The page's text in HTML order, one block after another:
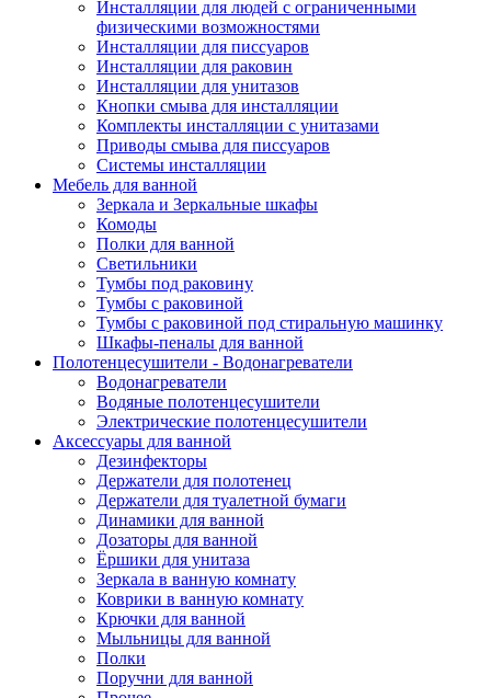
Инсталляции для людей с ограниченными
физическими возможностями
Инсталляции для писсуаров
Инсталляции для раковин
Инсталляции для унитазов
Кнопки смыва для инсталляции
Комплекты инсталляции с унитазами
Приводы смыва для писсуаров
Системы инсталляции
Мебель для ванной
Зеркала и Зеркальные шкафы
Комоды
Полки для ванной
Светильники
Тумбы под раковину
Тумбы с раковиной
Тумбы с раковиной под стиральную машинку
Шкафы-пеналы для ванной
Полотенцесушители - Водонагреватели
Водонагреватели
Водяные полотенцесушители
Электрические полотенцесушители
Аксессуары для ванной
Дезинфекторы
Держатели для полотенец
Держатели для туалетной бумаги
Динамики для ванной
Дозаторы для ванной
Ёршики для унитаза
Зеркала в ванную комнату
Коврики в ванную комнату
Крючки для ванной
Мыльницы для ванной
Полки
Поручни для ванной